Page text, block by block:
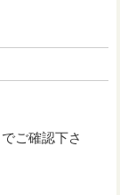
でご確認下さ